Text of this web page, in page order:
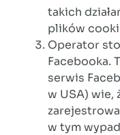
takich
plików
Operator
Facebooka.
serwis
w USA) wie,
w tym